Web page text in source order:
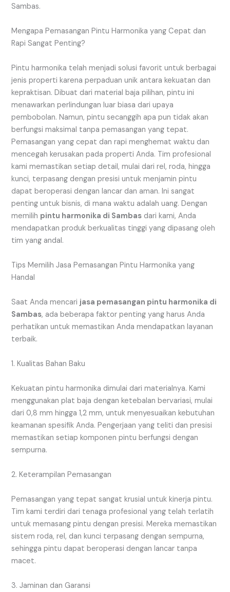
Sambas.
Mengapa Pemasangan Pintu Harmonika yang Cepat dan
Rapi Sangat Penting?
Pintu harmonika telah menjadi solusi favorit untuk berbagai
jenis properti karena perpaduan unik antara kekuatan dan
kepraktisan. Dibuat dari material baja pilihan, pintu ini
menawarkan perlindungan luar biasa dari upaya
pembobolan. Namun, pintu secanggih apa pun tidak akan
berfungsi maksimal tanpa pemasangan yang tepat.
Pemasangan yang cepat dan rapi menghemat waktu dan
mencegah kerusakan pada properti Anda. Tim profesional
kami memastikan setiap detail, mulai dari rel, roda, hingga
kunci, terpasang dengan presisi untuk menjamin pintu
dapat beroperasi dengan lancar dan aman. Ini sangat
penting untuk bisnis, di mana waktu adalah uang. Dengan
memilih pintu harmonika di Sambas dari kami, Anda
mendapatkan produk berkualitas tinggi yang dipasang oleh
tim yang andal.
Tips Memilih Jasa Pemasangan Pintu Harmonika yang
Handal
Saat Anda mencari jasa pemasangan pintu harmonika di
Sambas, ada beberapa faktor penting yang harus Anda
perhatikan untuk memastikan Anda mendapatkan layanan
terbaik.
1. Kualitas Bahan Baku
Kekuatan pintu harmonika dimulai dari materialnya. Kami
menggunakan plat baja dengan ketebalan bervariasi, mulai
dari 0,8 mm hingga 1,2 mm, untuk menyesuaikan kebutuhan
keamanan spesifik Anda. Pengerjaan yang teliti dan presisi
memastikan setiap komponen pintu berfungsi dengan
sempurna.
2. Keterampilan Pemasangan
Pemasangan yang tepat sangat krusial untuk kinerja pintu.
Tim kami terdiri dari tenaga profesional yang telah terlatih
untuk memasang pintu dengan presisi. Mereka memastikan
sistem roda, rel, dan kunci terpasang dengan sempurna,
sehingga pintu dapat beroperasi dengan lancar tanpa
macet.
3. Jaminan dan Garansi